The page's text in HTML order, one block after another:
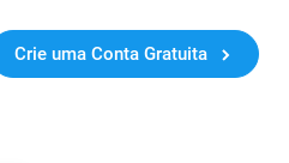
Crie uma Conta Gratuita